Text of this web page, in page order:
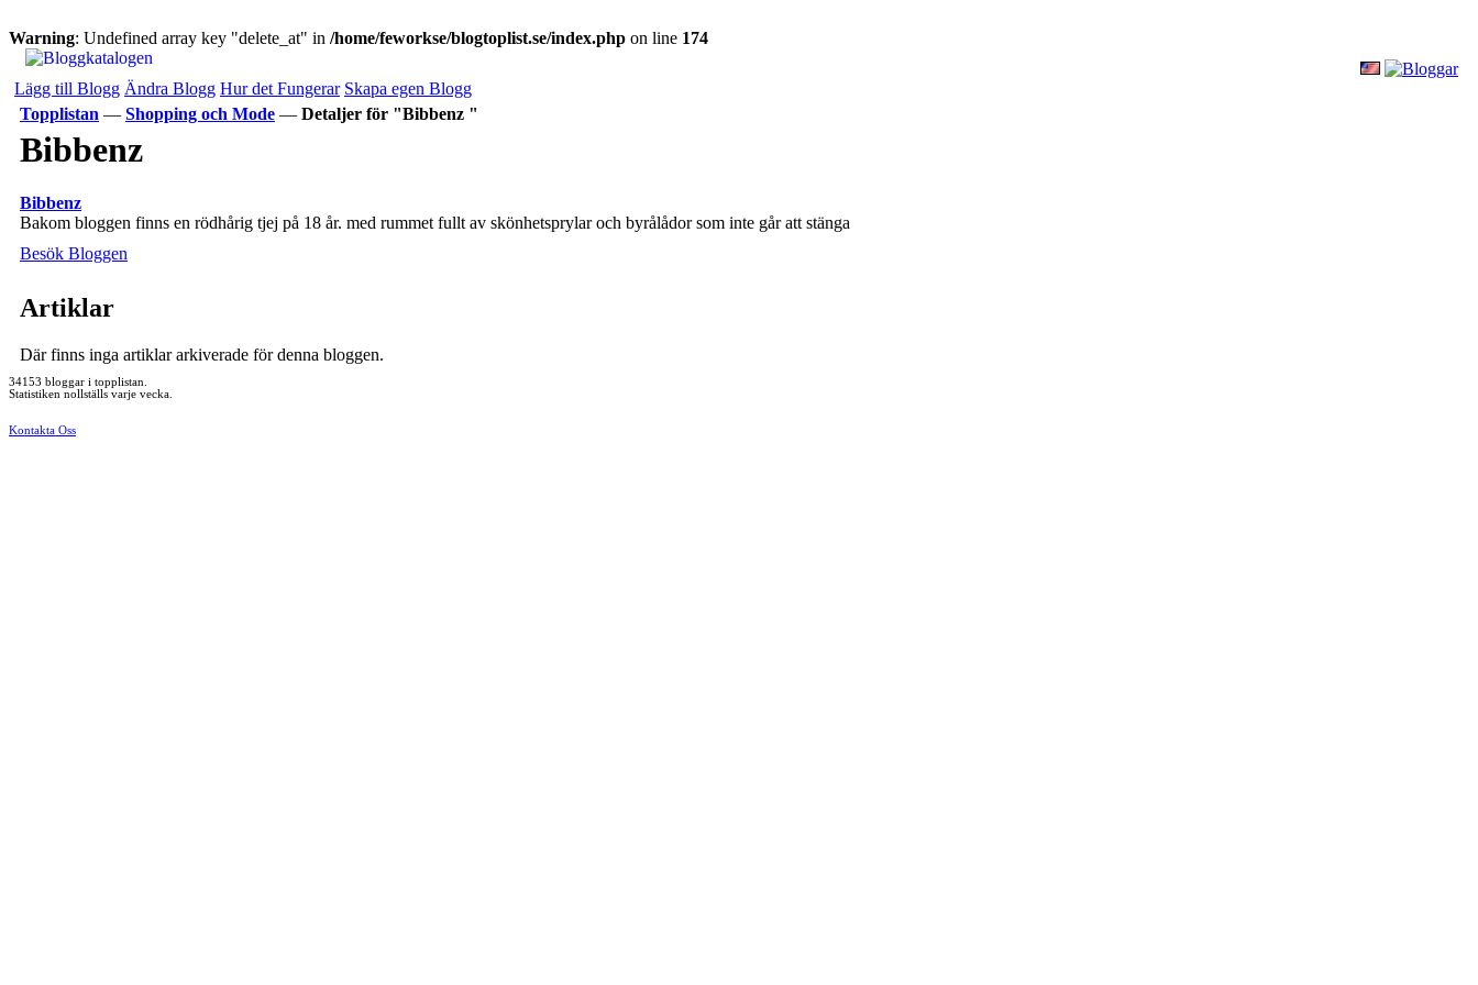
Warning: Undefined array key "delete_at" in /home/feworkse/blogtoplist.se/index.php on line 174
Lägg till Blogg Ändra Blogg Hur det Fungerar Skapa egen Blogg
Topplistan — Shopping och Mode — Detaljer för "Bibbenz "
Bibbenz
Bibbenz
Bakom bloggen finns en rödhårig tjej på 18 år. med rummet fullt av skönhetsprylar och byrålådor som inte går att stänga
Besök Bloggen
Artiklar
Där finns inga artiklar arkiverade för denna bloggen.
34153 bloggar i topplistan.
Statistiken nollställs varje vecka.
Kontakta Oss